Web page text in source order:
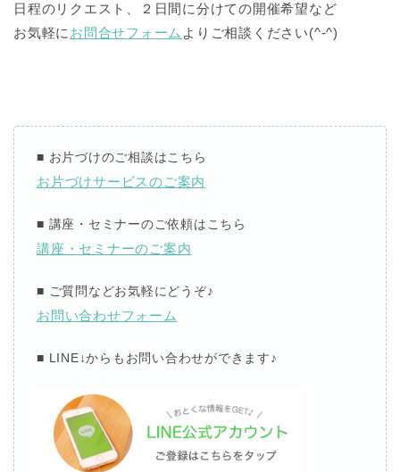
日程のリクエスト、２日間に分けての開催希望など
お気軽に お問合せフォーム よりご相談ください(^-^)
■ お片づけのご相談はこちら
お片づけサービスのご案内
■ 講座・セミナーのご依頼はこちら
講座・セミナーのご案内
■ ご質問などお気軽にどうぞ♪
お問い合わせフォーム
■ LINE↓からもお問い合わせができます♪